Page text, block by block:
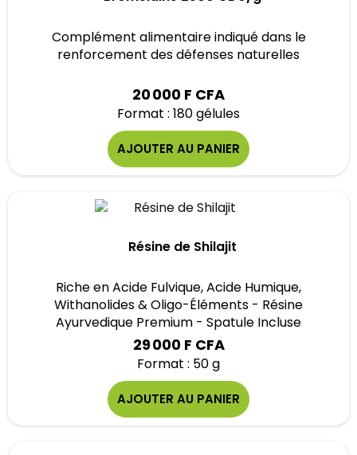
Complément alimentaire indiqué dans le
renforcement des défenses naturelles
20 000 F CFA
Format : 180 gélules
AJOUTER AU PANIER
Résine de Shilajit
Riche en Acide Fulvique, Acide Humique,
Withanolides & Oligo-Éléments - Résine
Ayurvedique Premium - Spatule Incluse
29 000 F CFA
Format : 50 g
AJOUTER AU PANIER